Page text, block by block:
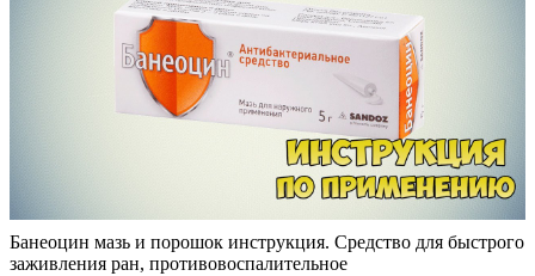
Банеоцин мазь и порошок инструкция. Средство для быстрого
заживления ран, противовоспалительное